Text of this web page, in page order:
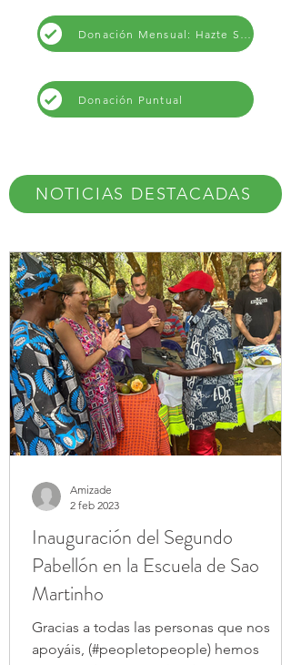
Donación Puntual
Inauguración del Segundo
Pabellón en la Escuela de Sao
Martinho
Gracias a todas las personas que nos
apoyáis, (#peopletopeople) hemos
Amizade
2 feb 2023
NOTICIAS DESTACADAS